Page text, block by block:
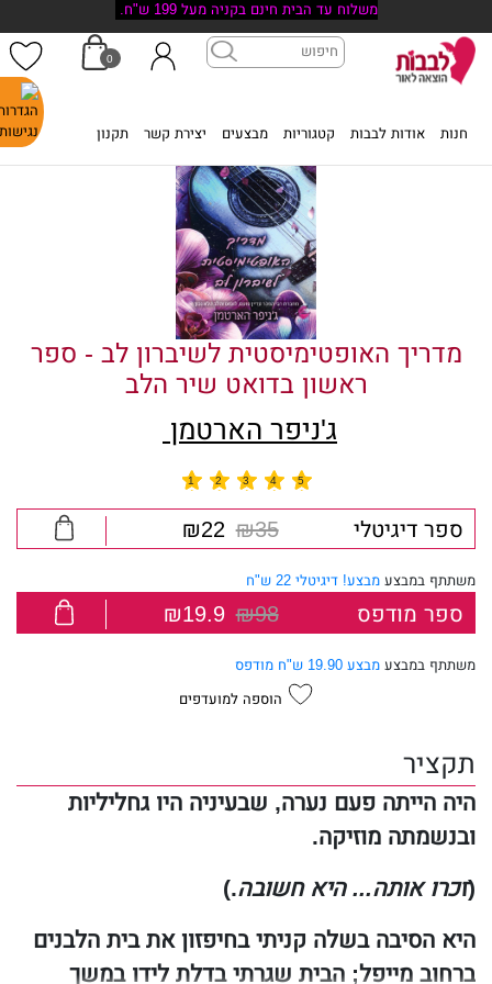
משלוח עד הבית חינם בקניה מעל 199 ש"ח.
חנות אודות לבבות קטגוריות מבצעים יצירת קשר תקנון
0
מדריך האופטימיסטית לשיברון לב - ספר ראשון בדואט שיר הלב
מדריך האופטימיסטית לשיברון לב - ספר
ראשון בדואט שיר הלב
ג'ניפר הארטמן
ספר דיגיטלי ₪35
₪22
משתתף במבצע מבצע! דיגיטלי 22 ש"ח
ספר מודפס ₪98
₪19.9
משתתף במבצע מבצע 19.90 ש"ח מודפס
הוספה למועדפים
תקציר
היה הייתה פעם נערה, שבעיניה היו גחליליות
ובנשמתה מוזיקה.
(זכרו אותה... היא חשובה.)
היא הסיבה בשלה קניתי בחיפזון את בית הלבנים
ברחוב מייפל; הבית שגרתי בדלת לידו במשך